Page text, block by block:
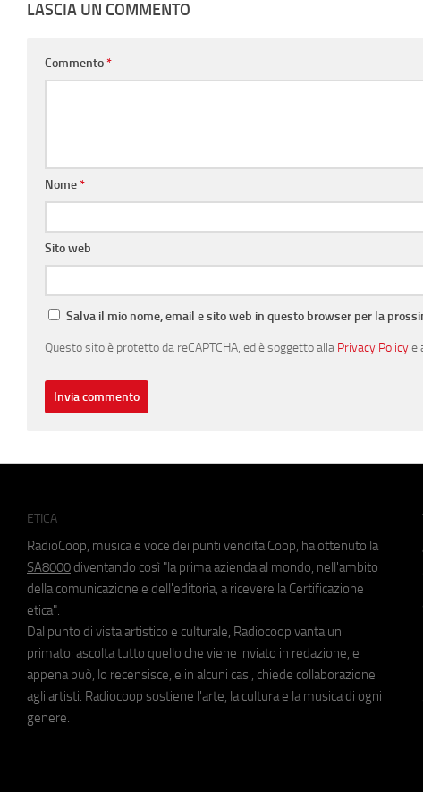
LASCIA UN COMMENTO
Commento*
Nome*
Sito web
Salva il mio nome, email e sito web in questo browser per la
Questo sito è protetto da reCAPTCHA, ed è soggetto alla Privacy Policye
ETICA
RadioCoop, musica e voce dei punti vendita Coop, ha ottenuto la
SA8000 diventando così "la prima azienda al mondo, nell'ambito
della comunicazione e dell'editoria, a ricevere la Certificazione
etica".
Dal punto di vista artistico e culturale, Radiocoop vanta un
primato: ascolta tutto quello che viene inviato in redazione, e
appena può, lo recensisce, e in alcuni casi, chiede collaborazione
agli artisti. Radiocoop sostiene l'arte, la cultura e la musica di ogni
genere.